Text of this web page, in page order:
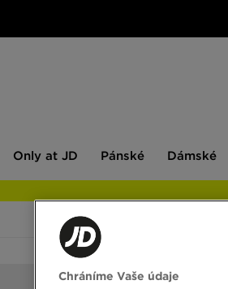
JD
Only at JD Pánské Dámské
Chráníme Vaše údaje